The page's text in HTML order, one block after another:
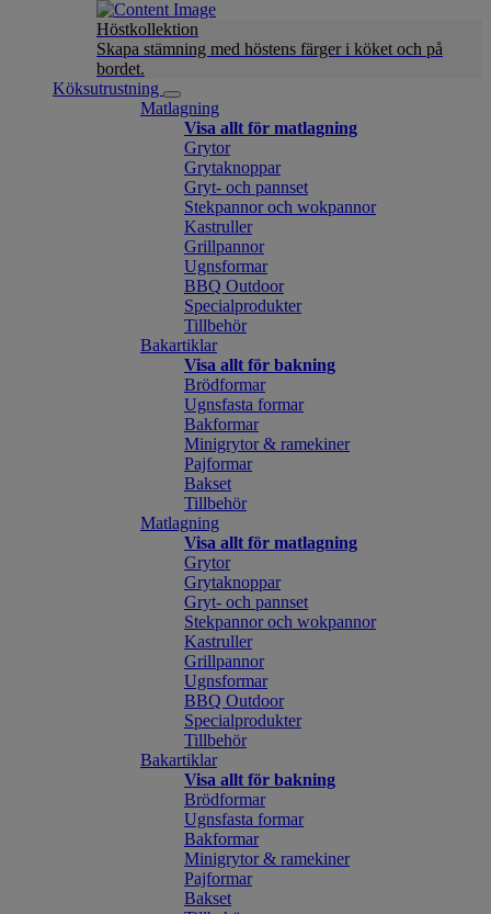
Höstkollektion
Skapa stämning med höstens färger i köket och på
bordet.
Köksutrustning
Matlagning
Visa allt för matlagning
Grytor
Grytaknoppar
Gryt- och pannset
Stekpannor och wokpannor
Kastruller
Grillpannor
Ugnsformar
BBQ Outdoor
Specialprodukter
Tillbehör
Bakartiklar
Visa allt för bakning
Brödformar
Ugnsfasta formar
Bakformar
Minigrytor & ramekiner
Pajformar
Bakset
Tillbehör
Matlagning
Visa allt för matlagning
Grytor
Grytaknoppar
Gryt- och pannset
Stekpannor och wokpannor
Kastruller
Grillpannor
Ugnsformar
BBQ Outdoor
Specialprodukter
Tillbehör
Bakartiklar
Visa allt för bakning
Brödformar
Ugnsfasta formar
Bakformar
Minigrytor & ramekiner
Pajformar
Bakset